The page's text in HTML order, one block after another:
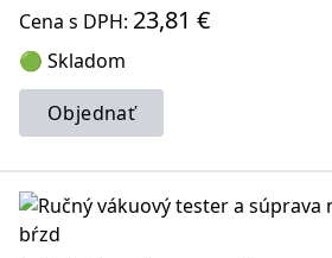
Cena s DPH: 23,81 €
🟢 Skladom
Objednať